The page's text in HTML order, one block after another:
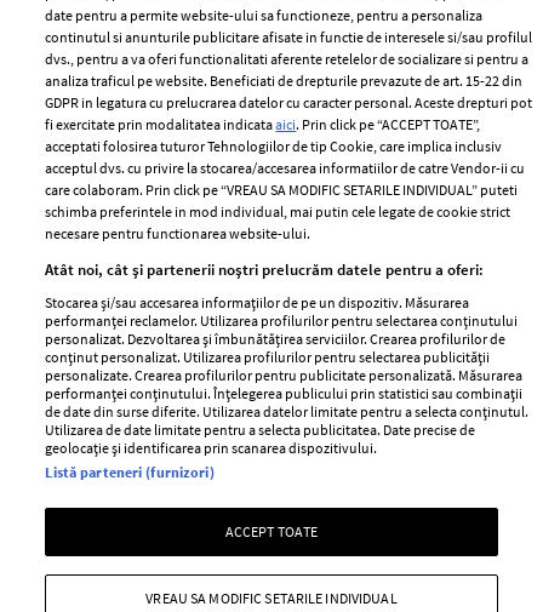
Unul dintre cele mai folosite
aeroporturi din Europa își
închide complet porțile timp
de trei luni. Milioane de
pasageri, afectați
Un vecin instruit poate salva o
viață. Vezi despre ce e vorba
Intră în culisele noii colecții
Vara care te schimbă: cum
transformi fiecare amintire
într-o poveste pe care o porți
date pentru a permite website-ului sa functioneze, pentru a personaliza
continutul si anunturile publicitare afisate in functie de interesele si/sau profilul
dvs., pentru a va oferi functionalitati aferente retelelor de socializare si pentru a
analiza traficul pe website. Beneficiati de drepturile prevazute de art. 15-22 din
GDPR in legatura cu prelucrarea datelor cu caracter personal. Aceste drepturi pot
fi exercitate prin modalitatea indicataaici. Prin click pe “ACCEPT TOATE”,
acceptati folosirea tuturor Tehnologiilor de tip Cookie, care implica inclusiv
acceptul dvs. cu privire la stocarea/accesarea informatiilor de catre Vendor-ii cu
care colaboram. Prin click pe “VREAU SA MODIFIC SETARILE INDIVIDUAL” puteti
schimba preferintele in mod individual, mai putin cele legate de cookie strict
necesare pentru functionarea website-ului.
Atât noi, cât și partenerii noștri prelucrăm datele pentru a oferi:
Stocarea și/sau accesarea informațiilor de pe un dispozitiv. Măsurarea
performanței reclamelor. Utilizarea profilurilor pentru selectarea conținutului
personalizat. Dezvoltarea și îmbunătățirea serviciilor. Crearea profilurilor de
conținut personalizat. Utilizarea profilurilor pentru selectarea publicității
personalizate. Crearea profilurilor pentru publicitate personalizată. Măsurarea
performanței conținutului. Înțelegerea publicului prin statistici sau combinații
de date din surse diferite. Utilizarea datelor limitate pentru a selecta conținutul.
Utilizarea de date limitate pentru a selecta publicitatea. Date precise de
geolocație și identificarea prin scanarea dispozitivului.
Listă parteneri (furnizori)
ACCEPT TOATE
VREAU SA MODIFIC SETARILE INDIVIDUAL